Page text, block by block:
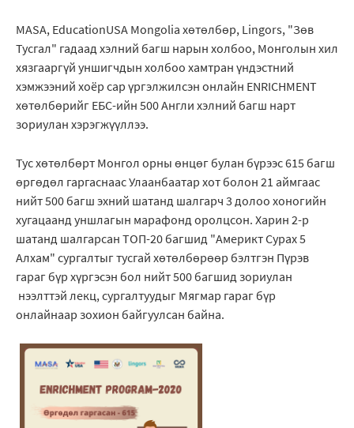
MASA, EducationUSA Mongolia хөтөлбөр, Lingors, "Зөв
Тусгал" гадаад хэлний багш нарын холбоо, Монголын хил
хязгааргүй уншигчдын холбоо хамтран үндэстний
хэмжээний хоёр сар үргэлжилсэн онлайн ENRICHMENT
хөтөлбөрийг ЕБС-ийн 500 Англи хэлний багш нарт
зориулан хэрэгжүүллээ.
Тус хөтөлбөрт Монгол орны өнцөг булан бүрээс 615 багш
өргөдөл гаргаснаас Улаанбаатар хот болон 21 аймгаас
нийт 500 багш эхний шатанд шалгарч 3 долоо хоногийн
хугацаанд уншлагын марафонд оролцсон. Харин 2-р
шатанд шалгарсан ТОП-20 багшид "Америкт Сурах 5
Алхам" сургалтыг тусгай хөтөлбөрөөр бэлтгэн Пүрэв
гараг бүр хүргэсэн бол нийт 500 багшид зориулан
нээлттэй лекц, сургалтуудыг Мягмар гараг бүр
онлайнаар зохион байгуулсан байна.